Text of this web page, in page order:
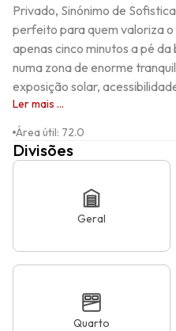
Privado, Sinónimo de
perfeito para quem valoriza
apenas cinco minutos a pé
numa zona de enorme
exposição solar,
Ler mais ...
Área útil: 72.0
Divisões
Geral
Quarto